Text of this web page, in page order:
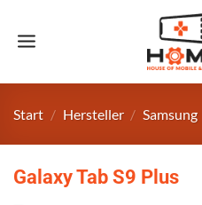
Inhalt
Start / Hersteller / Samsung
Galaxy Tab S9 Plus